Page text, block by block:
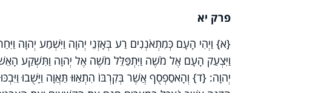
פרק יא
{א} וַיְהִי הָעָם כְּמִתְאֹנְנִים רַע בְּאָזְנֵי יְהוָה וַיִּשְׁמַע יְהוָה
וַיִּצְעַק הָעָם אֶל מֹשֶׁה וַיִּתְפַּלֵּל מֹשֶׁה אֶל יְהוָה וַתִּשְׁקַע
יְהוָה: {ד} וְהָאסַפְסֻף אֲשֶׁר בְּקִרְבּוֹ הִתְאַוּוּ תַּאֲוָה וַיָּשֻׁבוּ